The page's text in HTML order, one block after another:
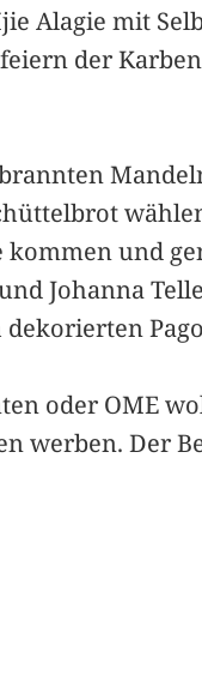
Alagie mit
der
kommen und
Johanna
oder OME
werben. Der